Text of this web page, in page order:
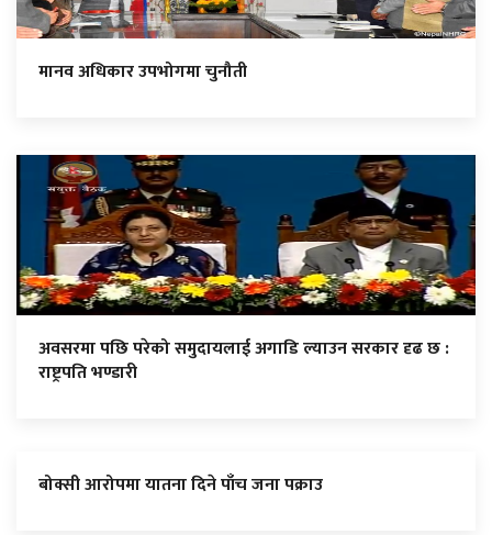
मानव अधिकार उपभोगमा चुनौती
अवसरमा पछि परेको समुदायलाई अगाडि ल्याउन सरकार दृढ छ :
राष्ट्रपति भण्डारी
बोक्सी आरोपमा यातना दिने पाँच जना पक्राउ